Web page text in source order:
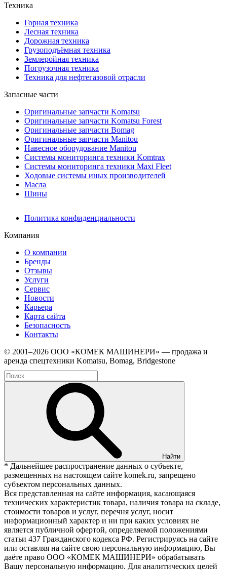
Техника
Горная техника
Лесная техника
Дорожная техника
Грузоподъёмная техника
Землеройная техника
Погрузочная техника
Техника для нефтегазовой отрасли
Запасные части
Оригинальные запчасти Komatsu
Оригинальные запчасти Komatsu Forest
Оригинальные запчасти Bomag
Оригинальные запчасти Manitou
Навесное оборудование Manitou
Системы мониторинга техники Komtrax
Системы мониторинга техники Maxi Fleet
Ходовые системы иных производителей
Масла
Шины
Политика конфиденциальности
Компания
О компании
Бренды
Отзывы
Услуги
Сервис
Новости
Карьера
Карта сайта
Безопасность
Контакты
© 2001–2026 ООО «КОМЕК МАШИНЕРИ» — продажа и
аренда спецтехники Komatsu, Bomag, Bridgestone
Найти
* Дальнейшее распространение данных о субъекте,
размещенных на настоящем сайте komek.ru, запрещено
субъектом персональных данных.
Вся представленная на сайте информация, касающаяся
технических характеристик товара, наличия товара на складе,
стоимости товаров и услуг, перечня услуг, носит
информационный характер и ни при каких условиях не
является публичной офертой, определяемой положениями
статьи 437 Гражданского кодекса РФ. Регистрируясь на сайте
или оставляя на сайте свою персональную информацию, Вы
даёте право ООО «КОМЕК МАШИНЕРИ» обрабатывать
Вашу персональную информацию. Для аналитических целей